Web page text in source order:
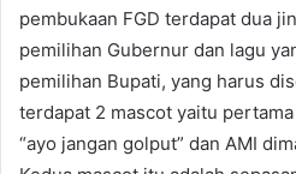
pembukaan FGD terdapat dua
pemilihan Gubernur dan lagu
pemilihan Bupati, yang harus
terdapat 2 mascot yaitu
“ayo jangan golput” dan AMI